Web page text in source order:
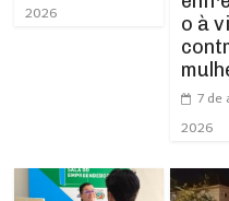
2026
o à
7 de
2026